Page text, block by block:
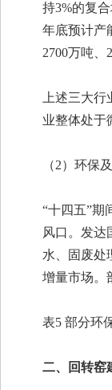
持3%的复
年底预计产
2700万吨、
上述三大
业整体处于
（2）环保
“十四五”期
风口。发达
水、固废处
增量市场。
表5 部分环
二、回转窑